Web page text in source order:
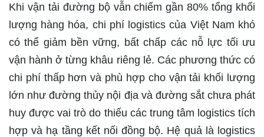
Khi vận tải đường bộ vẫn chiếm gần 80% tổng khối
lượng hàng hóa, chi phí logistics của Việt Nam khó
có thể giảm bền vững, bất chấp các nỗ lực tối ưu
vận hành ở từng khâu riêng lẻ. Các phương thức có
chi phí thấp hơn và phù hợp cho vận tải khối lượng
lớn như đường thủy nội địa và đường sắt chưa phát
huy được vai trò do thiếu các trung tâm logistics tích
hợp và hạ tầng kết nối đồng bộ. Hệ quả là logistics